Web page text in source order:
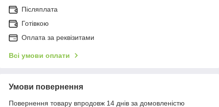
Післяплата
Готівкою
Оплата за реквізитами
Всі умови оплати
Умови повернення
Повернення товару впродовж 14 днів за домовленістю